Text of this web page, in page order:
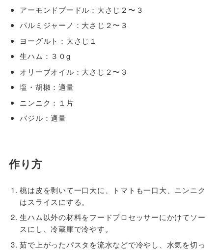
アーモンドプードル：大さじ２〜３
パルミジャーノ：大さじ２〜３
ヨーグルト：大さじ１
生ハム：３０g
オリーブオイル：大さじ２〜３
塩・胡椒：適量
ニンニク：１片
バジル：適量
作り方
桃は皮を剥いて一口大に、トマトも一口大、ニンニク
はスライスにする。
生ハム以外の材料をフードプロセッサーにかけてソー
スにし、冷蔵庫で冷やす。
茹で上がったパスタを流水などで冷やし、水気を切っ